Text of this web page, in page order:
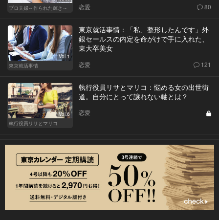
プロ夫婦～作られた輝き～
恋愛 80
Vol.1
東京就活事情
東京就活事情：「私、整形したんです」外
銀セールスの内定を命がけで手に入れた、
東大卒美女
恋愛 121
Vol.6
執行役員リサとマリコ
執行役員リサとマリコ：悩める女の出世街
道。自分にとって譲れない軸とは？
恋愛